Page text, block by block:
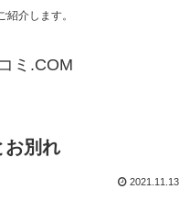
紹介します。
ミ.COM
お別れ
2021.11.13